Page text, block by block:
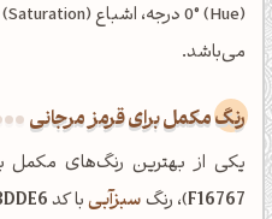
می‌باشد.
رنگ مکمل برای قرمز مرجانی
یکی از بهترین رنگ‌های مکمل
F16767)، رنگسبزآبیبا کد